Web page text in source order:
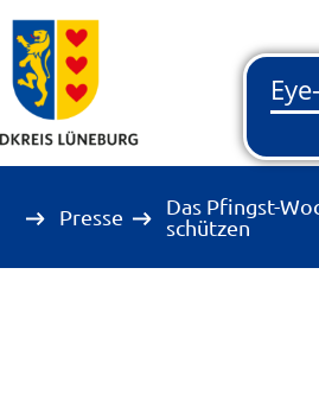
Presse
Das Pfingst-
schützen